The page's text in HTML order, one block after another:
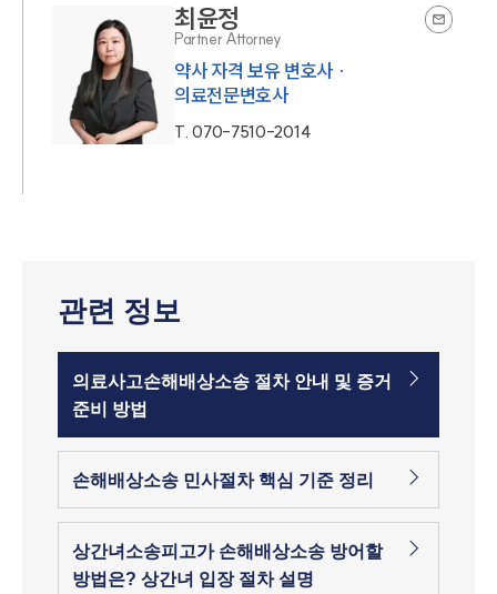
최윤정
Partner Attorney
약사 자격 보유 변호사 ·
의료전문변호사
T.070-7510-2014
관련 정보
의료사고손해배상소송 절차 안내 및 증거
준비 방법
손해배상소송 민사절차 핵심 기준 정리
상간녀소송피고가 손해배상소송 방어할
방법은? 상간녀 입장 절차 설명